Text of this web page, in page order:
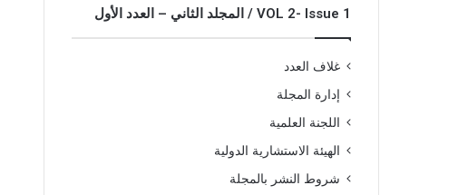
VOL 2- Issue 1 / المجلد الثاني – العدد الأول
غلاف العدد
إدارة المجلة
اللجنة العلمية
الهيئة الاستشارية الدولية
شروط النشر بالمجلة